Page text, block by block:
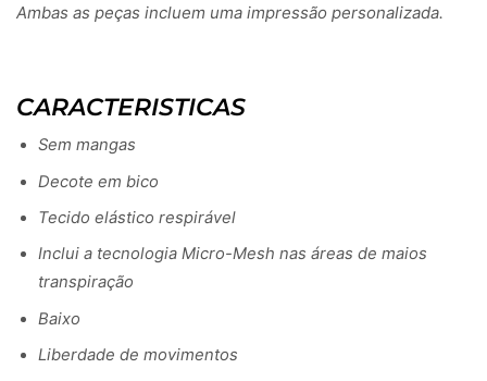
Ambas as peças incluem uma impressão personalizada.
CARACTERISTICAS
Sem mangas
Decote em bico
Tecido elástico respirável
Inclui a tecnologia Micro-Mesh nas áreas de maios
transpiração
Baixo
Liberdade de movimentos